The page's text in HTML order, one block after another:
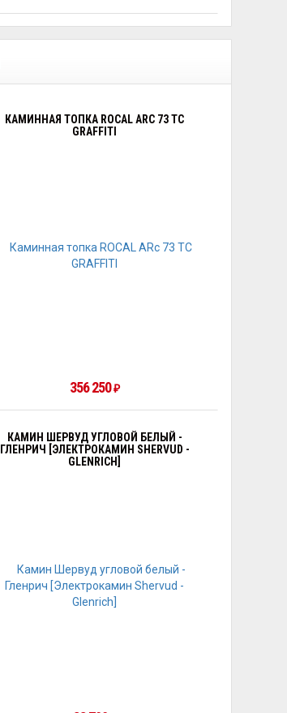
КАМИННАЯ ТОПКА ROCAL ARC 73 TC
GRAFFITI
356 250₽
КАМИН ШЕРВУД УГЛОВОЙ БЕЛЫЙ -
ГЛЕНРИЧ [ЭЛЕКТРОКАМИН SHERVUD -
GLENRICH]